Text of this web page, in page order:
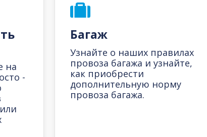
на
-
Багаж
Узнайте о наших правилах
провоза багажа и узнайте,
как приобрести
дополнительную норму
провоза багажа.